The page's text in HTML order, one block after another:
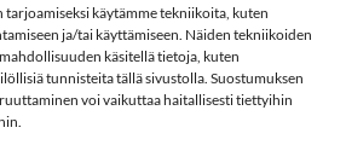
tarjoamiseksi käytämme tekniikoita, kuten
ja/tai käyttämiseen. Näiden tekniikoiden
käsitellä tietoja, kuten
tunnisteita tällä sivustolla. Suostumuksen
voi vaikuttaa haitallisesti tiettyihin
Valitse haluamasi koko